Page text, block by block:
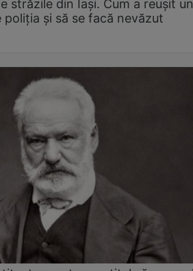
străzile din Iași. Cum a reușit un
și să se facă nevăzut